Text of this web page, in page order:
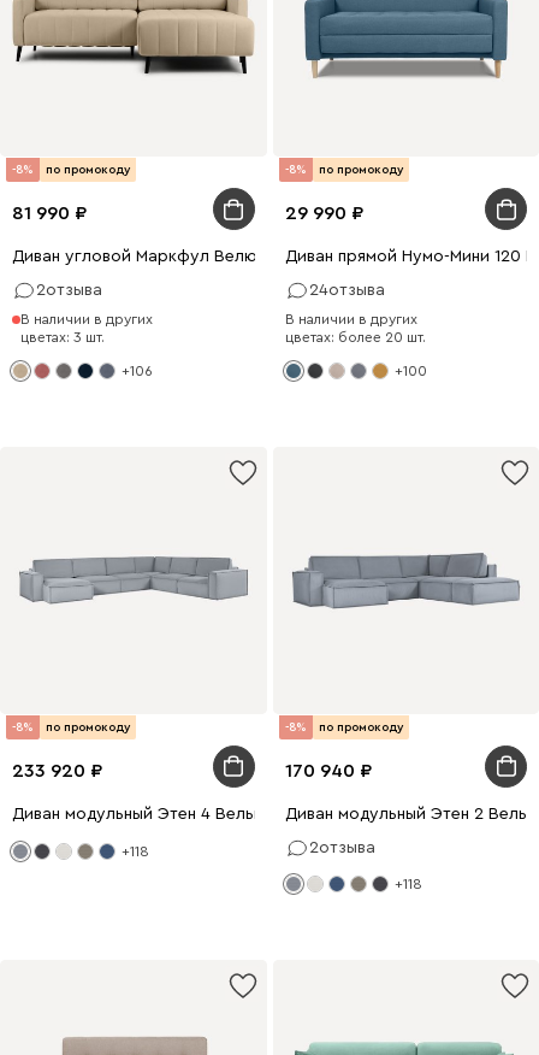
-8% по промокоду
81 990
Диван угловой Маркфул Велюр Бежевый
2отзыва
В наличии в других
цветах: 3 шт.
+106
-8% по промокоду
29 990
Диван прямой Нумо-Мини 120
24отзыва
В наличии в других
цветах: более 20 шт.
+100
-8% по промокоду
233 920
Диван модульный Этен 4 Вельвет Светло-серый
+118
-8% по промокоду
170 940
Диван модульный Этен 2
2отзыва
+118